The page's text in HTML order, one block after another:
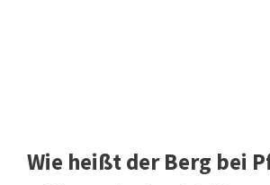
Wie heißt der Berg bei